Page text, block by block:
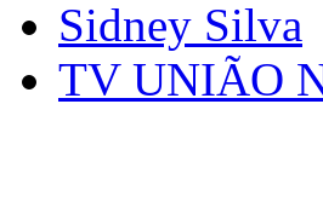
Sidney Silva
TV UNIÃO